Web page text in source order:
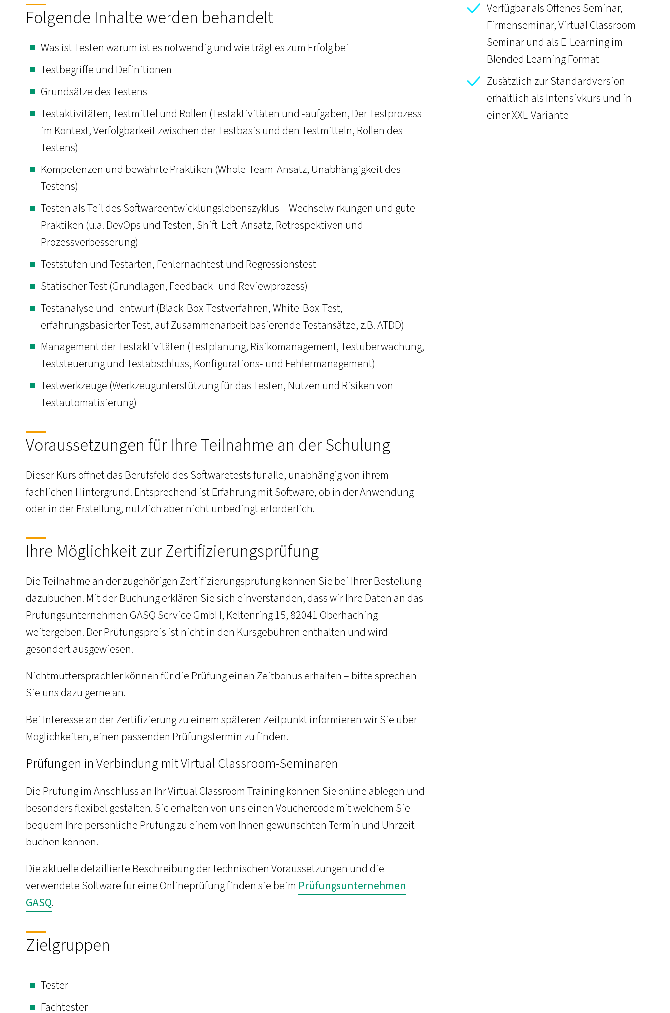
Verfügbar als Offenes Seminar,
Firmenseminar,Virtual Classroom
Seminar und als E-Learning im
Blended Learning Format
Zusätzlich zur Standardversion
erhältlich als Intensivkurs und in
einer XXL-Variante
Folgende Inhalte werden behandelt
Was ist Testen warum ist es notwendig und wie trägt es zum Erfolg bei
Testbegriffe und Definitionen
Grundsätze des Testens
Testaktivitäten, Testmittel und Rollen (Testaktivitäten und -aufgaben, Der Testprozess
im Kontext, Verfolgbarkeit zwischen der Testbasis und den Testmitteln, Rollen des
Testens)
Kompetenzen und bewährte Praktiken (Whole-Team-Ansatz, Unabhängigkeit des
Testens)
Testen als Teil des Softwareentwicklungslebenszyklus – Wechselwirkungen und gute
Praktiken (u.a. DevOps und Testen, Shift-Left-Ansatz, Retrospektiven und
Prozessverbesserung)
Teststufen und Testarten, Fehlernachtest und Regressionstest
Statischer Test (Grundlagen, Feedback- und Reviewprozess)
Testanalyse und -entwurf (Black-Box-Testverfahren, White-Box-Test,
erfahrungsbasierter Test, auf Zusammenarbeit basierende Testansätze, z.B. ATDD)
Management der Testaktivitäten (Testplanung, Risikomanagement, Testüberwachung,
Teststeuerung und Testabschluss, Konfigurations- und Fehlermanagement)
Testwerkzeuge (Werkzeugunterstützung für das Testen, Nutzen und Risiken von
Testautomatisierung)
Voraussetzungen für Ihre Teilnahme an der Schulung
Dieser Kurs öffnet das Berufsfeld des Softwaretests für alle, unabhängig von ihrem
fachlichen Hintergrund. Entsprechend ist Erfahrung mit Software, ob in der Anwendung
oder in der Erstellung, nützlich aber nicht unbedingt erforderlich.
Ihre Möglichkeit zur Zertifizierungsprüfung
Die Teilnahme an der zugehörigen Zertifizierungsprüfung können Sie bei Ihrer Bestellung
dazubuchen. Mit der Buchung erklären Sie sich einverstanden, dass wir Ihre Daten an das
Prüfungsunternehmen GASQ Service GmbH, Keltenring 15, 82041 Oberhaching
weitergeben. Der Prüfungspreis ist nicht in den Kursgebühren enthalten und wird
gesondert ausgewiesen.
Nichtmuttersprachler können für die Prüfung einen Zeitbonus erhalten – bitte sprechen
Sie uns dazu gerne an.
Bei Interesse an der Zertifizierung zu einem späteren Zeitpunkt informieren wir Sie über
Möglichkeiten, einen passenden Prüfungstermin zu finden.
Prüfungen in Verbindung mit Virtual Classroom-Seminaren
Die Prüfung im Anschluss an Ihr Virtual Classroom Training können Sie online ablegen und
besonders flexibel gestalten. Sie erhalten von uns einen Vouchercode mit welchem Sie
bequem Ihre persönliche Prüfung zu einem von Ihnen gewünschten Termin und Uhrzeit
buchen können.
Die aktuelle detaillierte Beschreibung der technischen Voraussetzungen und die
verwendete Software für eine Onlineprüfung finden sie beim Prüfungsunternehmen
GASQ.
Zielgruppen
Tester
Fachtester